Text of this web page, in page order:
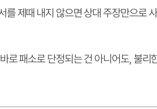
를 제때 내지 않으면 상대 주장만으로
로 패소로 단정되는 건 아니어도, 불리